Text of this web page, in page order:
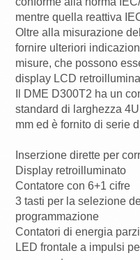
mentre quella reattiva
Oltre alla misurazione
fornire ulteriori
misure, che possono
display LCD
Il DME D300T2 ha un
standard di larghezza
mm ed è fornito di serie
Inserzione dirette per
Display retroilluminato
Contatore con 6+1 cifre
3 tasti per la selezione
programmazione
Contatori di energia
LED frontale a impulsi